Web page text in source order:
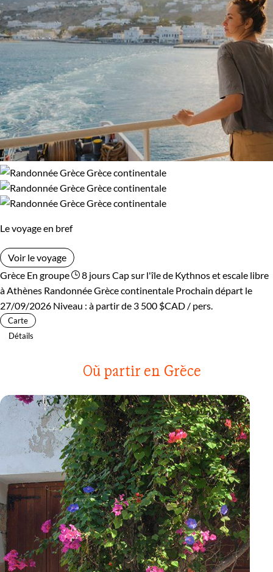
Le voyage en bref
Voir le voyage
Grèce En groupe 8 joursCap sur l'île de Kythnos et escale libre
à Athènes Randonnée Grèce continentale Prochain départ le
27/09/2026 Niveau : à partir de 3 500 $CAD / pers.
Carte
Détails
Où partir en Grèce